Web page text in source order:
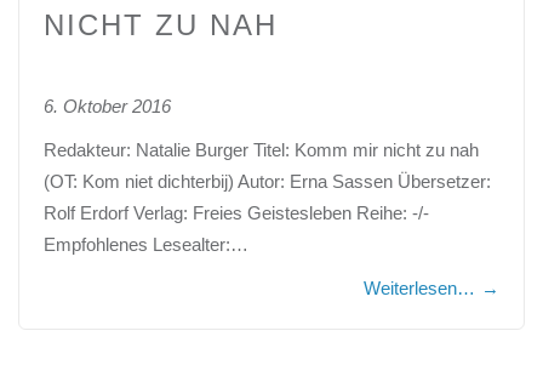
NICHT ZU NAH
6. Oktober 2016
Redakteur: Natalie Burger Titel: Komm mir nicht zu nah
(OT: Kom niet dichterbij) Autor: Erna Sassen Übersetzer:
Rolf Erdorf Verlag: Freies Geistesleben Reihe: -/-
Empfohlenes Lesealter:…
Weiterlesen… →